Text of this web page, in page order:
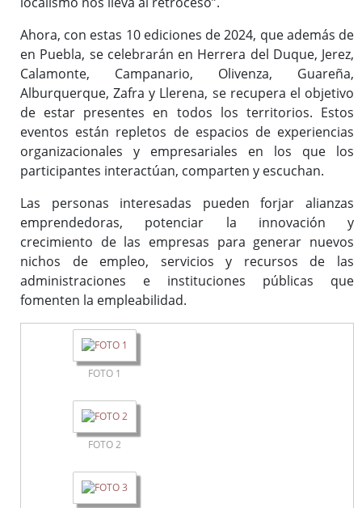
Ahora, con estas 10 ediciones de 2024, que además de
en Puebla, se celebrarán en Herrera del Duque, Jerez,
Calamonte, Campanario, Olivenza, Guareña,
Alburquerque, Zafra y Llerena, se recupera el objetivo
de estar presentes en todos los territorios. Estos
eventos están repletos de espacios de experiencias
organizacionales y empresariales en los que los
participantes interactúan, comparten y escuchan.
Las personas interesadas pueden forjar alianzas
emprendedoras, potenciar la innovación y
crecimiento de las empresas para generar nuevos
nichos de empleo, servicios y recursos de las
administraciones e instituciones públicas que
fomenten la empleabilidad.
FOTO 1
FOTO 2